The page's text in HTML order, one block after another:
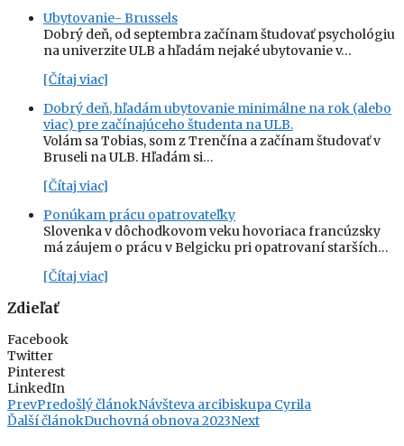
Ubytovanie- Brussels
Dobrý deň, od septembra začínam študovať psychológiu
na univerzite ULB a hľadám nejaké ubytovanie v…
[Čítaj viac]
Dobrý deň, hľadám ubytovanie minimálne na rok (alebo
viac) pre začínajúceho študenta na ULB.
Volám sa Tobias, som z Trenčína a začínam študovať v
Bruseli na ULB. Hľadám si…
[Čítaj viac]
Ponúkam prácu opatrovateľky
Slovenka v dôchodkovom veku hovoriaca francúzsky
má záujem o prácu v Belgicku pri opatrovaní starších…
[Čítaj viac]
Zdieľať
Facebook
Twitter
Pinterest
LinkedIn
PrevPredošlý článokNávšteva arcibiskupa Cyrila
Ďalší článokDuchovná obnova 2023Next